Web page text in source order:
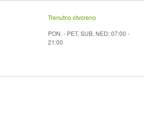
Trenutno otvoreno
PON. - PET, SUB, NED: 07:00 -
21:00